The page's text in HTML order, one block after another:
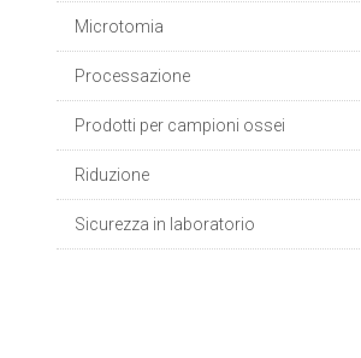
Microtomia
Processazione
Prodotti per campioni ossei
Riduzione
Sicurezza in laboratorio